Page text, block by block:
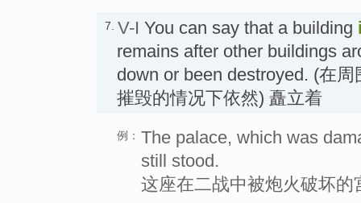
7. V-I You can say that a building
remains after other buildings
down or been destroyed. (在
摧毁的情况下依然) 矗立着
例： The palace, which was
still stood.
这座在二战中被炮火破坏的